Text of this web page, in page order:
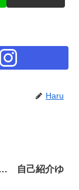
Haru
自己紹介ゆ